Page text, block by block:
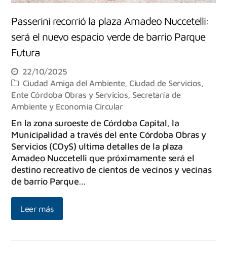
Passerini recorrió la plaza Amadeo Nuccetelli:
será el nuevo espacio verde de barrio Parque
Futura
22/10/2025
Ciudad Amiga del Ambiente,Ciudad de Servicios,
Ente Córdoba Obras y Servicios, Secretaría de
Ambiente y Economía Circular
En la zona suroeste de Córdoba Capital, la
Municipalidad a través del ente Córdoba Obras y
Servicios (COyS) ultima detalles de la plaza
Amadeo Nuccetelli que próximamente será el
destino recreativo de cientos de vecinos y vecinas
de barrio Parque…
Leer más